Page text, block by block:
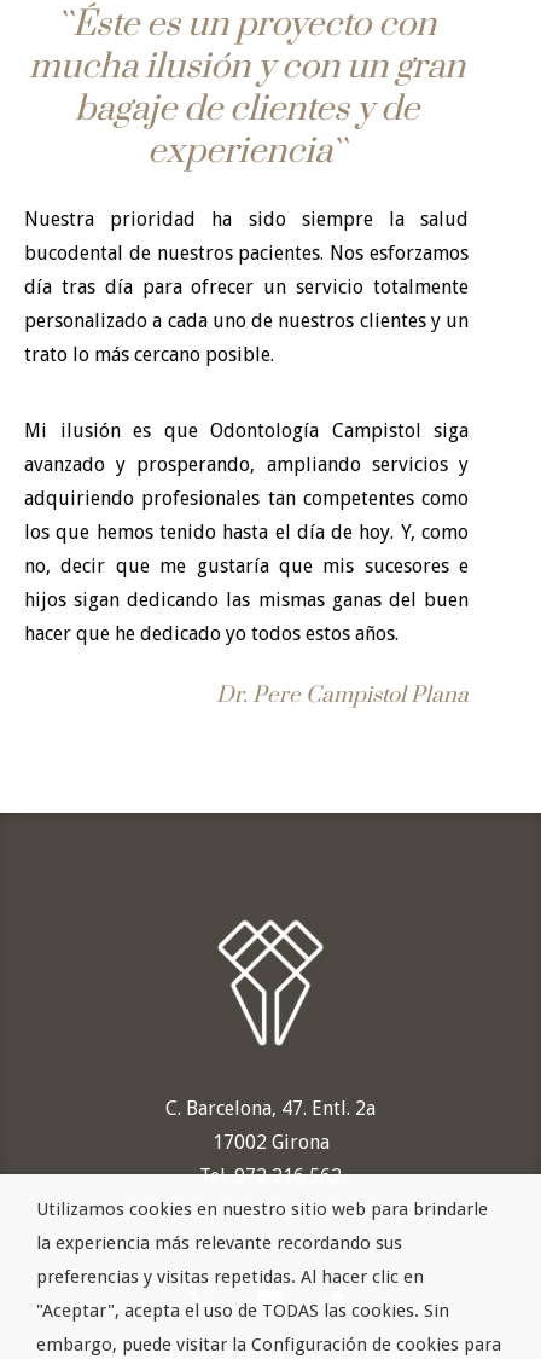
``Éste es un proyecto con
mucha ilusión y con un gran
bagaje de clientes y de
experiencia``
Nuestra prioridad ha sido siempre la salud
bucodental de nuestros pacientes. Nos esforzamos
día tras día para ofrecer un servicio totalmente
personalizado a cada uno de nuestros clientes y un
trato lo más cercano posible.
Mi ilusión es que Odontología Campistol siga
avanzado y prosperando, ampliando servicios y
adquiriendo profesionales tan competentes como
los que hemos tenido hasta el día de hoy. Y, como
no, decir que me gustaría que mis sucesores e
hijos sigan dedicando las mismas ganas del buen
hacer que he dedicado yo todos estos años.
Dr. Pere Campistol Plana
C. Barcelona, 47. Entl. 2a
17002 Girona
Tel. 972 216 562
info@odontologiacampistol.com
Avís legal·Política de privacitat·Política de cookies
Utilizamos cookies en nuestro sitio web para brindarle
la experiencia más relevante recordando sus
preferencias y visitas repetidas. Al hacer clic en
"Aceptar", acepta el uso de TODAS las cookies. Sin
embargo, puede visitar la Configuración de cookies para